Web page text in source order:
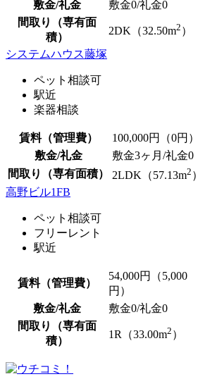
敷金/礼金 敷金0/礼金0
間取り（専有面
積）
2DK（32.50m2 ）
システムハウス藤塚
ペット相談可
駅近
楽器相談
賃料（管理費） 100,000円（0円）
敷金/礼金 敷金3ヶ月/礼金0
間取り（専有面積）
2LDK（57.13m2 ）
高野ビル1FB
ペット相談可
フリーレント
駅近
賃料（管理費）
54,000円（5,000
円）
敷金/礼金 敷金0/礼金0
間取り（専有面
積）
1R（33.00m2 ）